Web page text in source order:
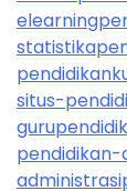
situs-